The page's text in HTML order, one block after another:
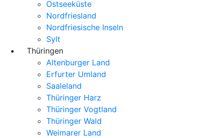
Ostseeküste
Nordfriesland
Nordfriesische Inseln
Sylt
Thüringen
Altenburger Land
Erfurter Umland
Saaleland
Thüringer Harz
Thüringer Vogtland
Thüringer Wald
Weimarer Land